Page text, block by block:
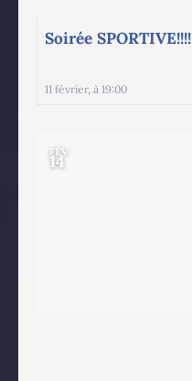
Soirée SPORTIVE!!!!
11 février, à 19:00
FÉV
14